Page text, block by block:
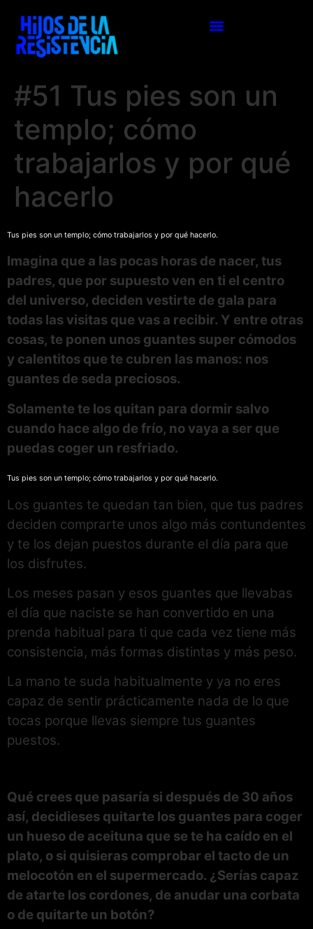
#51 Tus pies son un
templo; cómo
trabajarlos y por qué
hacerlo
Tus pies son un templo; cómo trabajarlos y por qué hacerlo.
Imagina que a las pocas horas de nacer, tus
padres, que por supuesto ven en ti el centro
del universo, deciden vestirte de gala para
todas las visitas que vas a recibir. Y entre otras
cosas, te ponen unos guantes super cómodos
y calentitos que te cubren las manos: nos
guantes de seda preciosos.
Solamente te los quitan para dormir salvo
cuando hace algo de frío, no vaya a ser que
puedas coger un resfriado.
Tus pies son un templo; cómo trabajarlos y por qué hacerlo.
Los guantes te quedan tan bien, que tus padres
deciden comprarte unos algo más contundentes
y te los dejan puestos durante el día para que
los disfrutes.
Los meses pasan y esos guantes que llevabas
el día que naciste se han convertido en una
prenda habitual para ti que cada vez tiene más
consistencia, más formas distintas y más peso.
La mano te suda habitualmente y ya no eres
capaz de sentir prácticamente nada de lo que
tocas porque llevas siempre tus guantes
puestos.
Qué crees que pasaría si después de 30 años
así, decidieses quitarte los guantes para coger
un hueso de aceituna que se te ha caído en el
plato, o si quisieras comprobar el tacto de un
melocotón en el supermercado. ¿Serías capaz
de atarte los cordones, de anudar una corbata
o de quitarte un botón?